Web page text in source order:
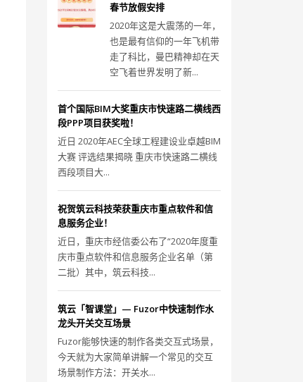
春节放假安排
2020年这是大震荡的一年，
也是最有信仰的一年飞机带
走了科比，曼巴精神却在天
空飞着世界发明了新...
首个国际BIM大奖重庆市快速路二横线西
段PPP项目获奖啦！
近日 2020年AEC全球工程建设业卓越BIM
大赛 评选结果揭晓 重庆市快速路二横线
西段项目大...
祝贺筑云科技荣获重庆市重点软件和信
息服务企业！
近日，重庆市经信委公布了“2020年度重
庆市重点软件和信息服务企业名单（第
二批）其中，筑云科技...
筑云「智课堂」— Fuzor中快速制作水
龙头开关交互场景
Fuzor能够快速的制作各类交互式场景，
今天就为大家简单讲解一个常见的交互
场景制作方法：开关水...